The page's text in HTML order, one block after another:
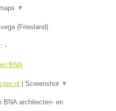
▼
(Friesland)
-
BNA
Screenshot ▼
BNA architecten- en